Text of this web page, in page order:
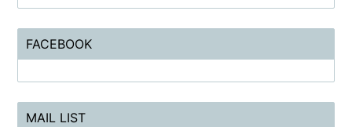
FACEBOOK
MAIL LIST